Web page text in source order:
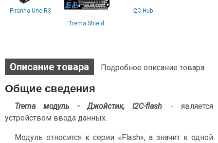
Piranha Uno R3
Trema Shield
i2C Hub
Описание товара Подробное описание товара
Общие сведения
Trema модуль - Джойстик, I2C-flash - является
устройством ввода данных.
Модуль относится к серии «Flash», а значит к одной